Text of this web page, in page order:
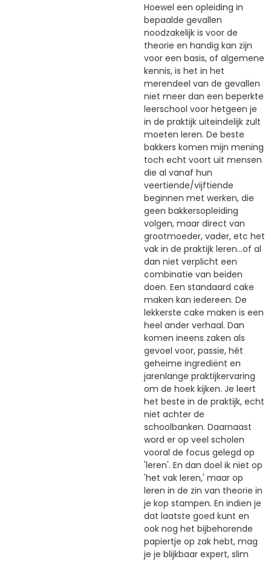
Hoewel een opleiding in
bepaalde gevallen
noodzakelijk is voor de
theorie en handig kan zijn
voor een basis, of algemene
kennis, is het in het
merendeel van de gevallen
niet meer dan een beperkte
leerschool voor hetgeen je
in de praktijk uiteindelijk zult
moeten leren. De beste
bakkers komen mijn mening
toch echt voort uit mensen
die al vanaf hun
veertiende/vijftiende
beginnen met werken, die
geen bakkersopleiding
volgen, maar direct van
grootmoeder, vader, etc het
vak in de praktijk leren...of al
dan niet verplicht een
combinatie van beiden
doen. Een standaard cake
maken kan iedereen. De
lekkerste cake maken is een
heel ander verhaal. Dan
komen ineens zaken als
gevoel voor, passie, hét
geheime ingrediënt en
jarenlange praktijkervaring
om de hoek kijken. Je leert
het beste in de praktijk, echt
niet achter de
schoolbanken. Daarnaast
word er op veel scholen
vooral de focus gelegd op
'leren'. En dan doel ik niet op
'het vak leren,' maar op
leren in de zin van theorie in
je kop stampen. En indien je
dat laatste goed kunt en
ook nog het bijbehorende
papiertje op zak hebt, mag
je je blijkbaar expert, slim